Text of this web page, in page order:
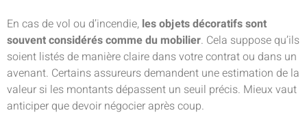
En cas de vol ou d’incendie, les objets décoratifs sont
souvent considérés comme du mobilier. Cela suppose qu’ils
soient listés de manière claire dans votre contrat ou dans un
avenant. Certains assureurs demandent une estimation de la
valeur si les montants dépassent un seuil précis. Mieux vaut
anticiper que devoir négocier après coup.